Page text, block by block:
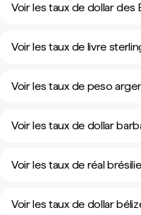
Voir les taux de dollar
Voir les taux de livre
Voir les taux de peso
Voir les taux de dollar
Voir les taux de réal
Voir les taux de dollar